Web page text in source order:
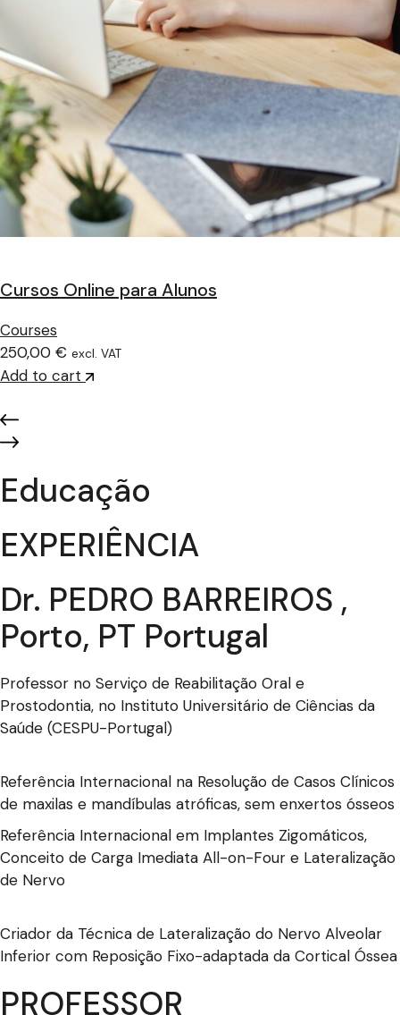
Cursos Online para Alunos
Courses
250,00 € excl. VAT
Add to cart
Educação
EXPERIÊNCIA
Dr. PEDRO BARREIROS ,
Porto, PT Portugal
Professor no Serviço de Reabilitação Oral e
Prostodontia, no Instituto Universitário de Ciências da
Saúde (CESPU-Portugal)
Referência Internacional na Resolução de Casos Clínicos
de maxilas e mandíbulas atróficas, sem enxertos ósseos
Referência Internacional em Implantes Zigomáticos,
Conceito de Carga Imediata All-on-Four e Lateralização
de Nervo
Criador da Técnica de Lateralização do Nervo Alveolar
Inferior com Reposição Fixo-adaptada da Cortical Óssea
PROFESSOR